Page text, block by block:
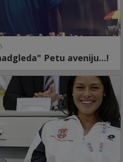
Petu aveniju...!